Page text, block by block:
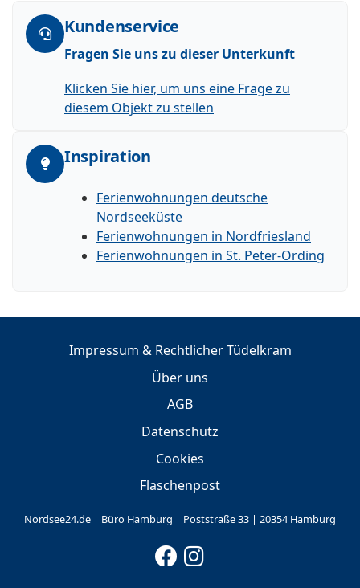
Kundenservice
Fragen Sie uns zu dieser Unterkunft
Klicken Sie hier, um uns eine Frage zu
diesem Objekt zu stellen
Inspiration
Ferienwohnungen deutsche
Nordseeküste
Ferienwohnungen in Nordfriesland
Ferienwohnungen in St. Peter-Ording
Impressum & Rechtlicher Tüdelkram
Über uns
AGB
Datenschutz
Cookies
Flaschenpost
Nordsee24.de | Büro Hamburg | Poststraße 33 | 20354 Hamburg